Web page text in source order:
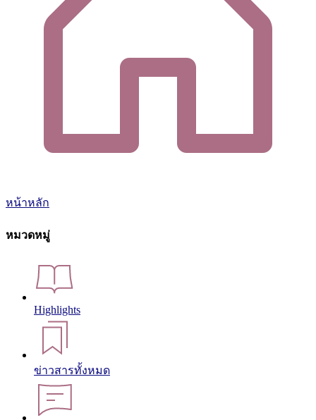
หน้าหลัก
หมวดหมู่
Highlights
ข่าวสารทั้งหมด